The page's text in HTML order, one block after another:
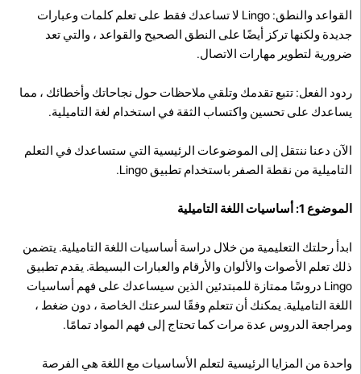
القواعد والنطق: Lingo لا تساعدك فقط على تعلم كلمات وعبارات
جديدة ولكنها تركز أيضًا على النطق الصحيح والقواعد ، والتي تعد
ضرورية لتطوير مهارات الاتصال.
ردود الفعل: تتبع تقدمك وتلقي ملاحظات حول نجاحاتك وأخطائك ، مما
يساعدك على تحسين واكتساب الثقة في استخدام لغة التاميلية.
الآن دعنا ننتقل إلى الموضوعات الرئيسية التي ستساعدك في التعلم
التاميلية من نقطة الصفر باستخدام تطبيق Lingo.
الموضوع 1: أساسيات اللغة التاميلية
ابدأ رحلتك التعليمية من خلال دراسة أساسيات اللغة التاميلية. يتضمن
ذلك تعلم الأصوات والألوان والأرقام والعبارات البسيطة. يقدم تطبيق
Lingo دروسًا ممتازة للمبتدئين الذين سيساعدك على فهم أساسيات
اللغة التاميلية. يمكنك أن تتعلم وفقًا لسرعتك الخاصة ، دون ضغط ،
ومراجعة الدروس عدة مرات كما تحتاج إلى فهم المواد تمامًا.
واحدة من المزايا الرئيسية لتعلم الأساسيات مع اللغة هي الفرصة